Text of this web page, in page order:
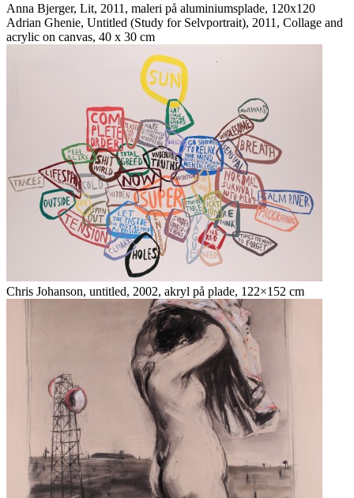
Anna Bjerger, Lit, 2011, maleri på aluminiumsplade, 120x120
Adrian Ghenie, Untitled (Study for Selvportrait), 2011, Collage and
acrylic on canvas, 40 x 30 cm
Chris Johanson, untitled, 2002, akryl på plade, 122×152 cm